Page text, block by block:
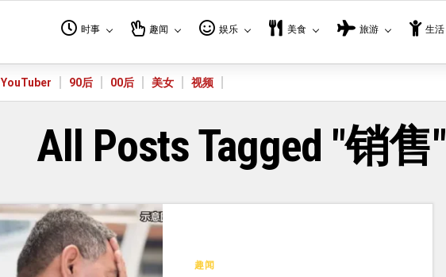
时事 趣闻 娱乐 美食 旅游 生活
YouTuber 90后 00后 美女 视频
All Posts Tagged "销售"
趣闻